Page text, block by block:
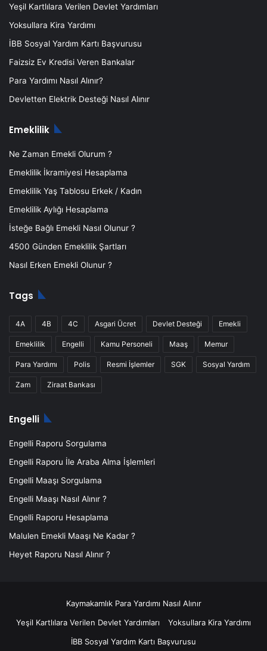
Yeşil Kartlılara Verilen Devlet Yardımları
Yoksullara Kira Yardımı
İBB Sosyal Yardım Kartı Başvurusu
Faizsiz Ev Kredisi Veren Bankalar
Para Yardımı Nasıl Alınır?
Devletten Elektrik Desteği Nasıl Alınır
Emeklilik
Ne Zaman Emekli Olurum ?
Emeklilik İkramiyesi Hesaplama
Emeklilik Yaş Tablosu Erkek / Kadın
Emeklilik Aylığı Hesaplama
İsteğe Bağlı Emekli Nasıl Olunur ?
4500 Günden Emeklilik Şartları
Nasıl Erken Emekli Olunur ?
Tags
4A 4B 4C Asgari Ücret Devlet Desteği Emekli
Emeklilik Engelli Kamu Personeli Maaş Memur
Para Yardımı Polis Resmi İşlemler SGK Sosyal Yardım
Zam Ziraat Bankası
Engelli
Engelli Raporu Sorgulama
Engelli Raporu İle Araba Alma İşlemleri
Engelli Maaşı Sorgulama
Engelli Maaşı Nasıl Alınır ?
Engelli Raporu Hesaplama
Malulen Emekli Maaşı Ne Kadar ?
Heyet Raporu Nasıl Alınır ?
Kaymakamlık Para Yardımı Nasıl Alınır
Yeşil Kartlılara Verilen Devlet Yardımları
Yoksullara Kira Yardımı
İBB Sosyal Yardım Kartı Başvurusu